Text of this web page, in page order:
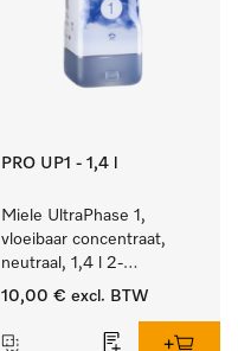
PRO UP1 - 1,4 l
Miele UltraPhase 1,
vloeibaar concentraat,
neutraal, 1,4 l 2-
componentenwasmiddel
wasgoed.
10,00 € excl. BTW